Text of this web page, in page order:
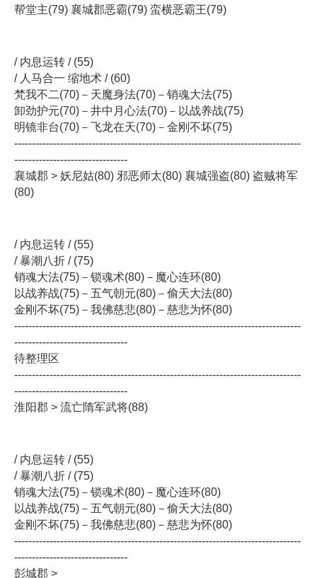
帮堂主(79) 襄城郡恶霸(79) 蛮横恶霸王(79)
/ 内息运转 / (55)
/ 人马合一 缩地术 / (60)
梵我不二(70)－天魔身法(70)－销魂大法(75)
卸劲护元(70)－井中月心法(70)－以战养战(75)
明镜非台(70)－飞龙在天(70)－金刚不坏(75)
---------------------------------------------------------------------------------
--------------------------------
襄城郡 > 妖尼姑(80) 邪恶师太(80) 襄城强盗(80) 盗贼将军
(80)
/ 内息运转 / (55)
/ 暴潮八折 / (75)
销魂大法(75)－锁魂术(80)－魔心连环(80)
以战养战(75)－五气朝元(80)－偷天大法(80)
金刚不坏(75)－我佛慈悲(80)－慈悲为怀(80)
---------------------------------------------------------------------------------
--------------------------------
待整理区
---------------------------------------------------------------------------------
--------------------------------
淮阳郡 > 流亡隋军武将(88)
/ 内息运转 / (55)
/ 暴潮八折 / (75)
销魂大法(75)－锁魂术(80)－魔心连环(80)
以战养战(75)－五气朝元(80)－偷天大法(80)
金刚不坏(75)－我佛慈悲(80)－慈悲为怀(80)
---------------------------------------------------------------------------------
--------------------------------
彭城郡 >